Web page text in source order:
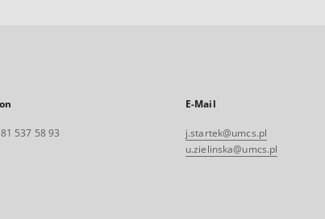
537 58 93
E-Mail
j.startek@umcs.pl
u.zielinska@umcs.pl